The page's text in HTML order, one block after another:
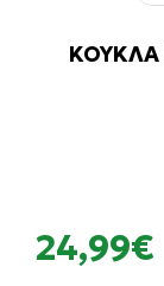
ΚΟΥΚΛΑ
24,99€